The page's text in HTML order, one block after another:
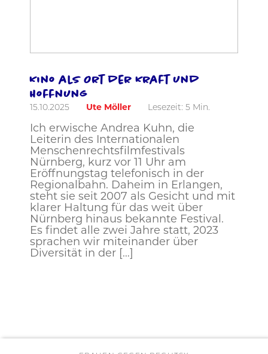
Kino als Ort der Kraft und
Hoffnung
15.10.2025 Ute Möller Lesezeit: 5 Min.
Ich erwische Andrea Kuhn, die
Leiterin des Internationalen
Menschenrechtsfilmfestivals
Nürnberg, kurz vor 11 Uhr am
Eröffnungstag telefonisch in der
Regionalbahn. Daheim in Erlangen,
steht sie seit 2007 als Gesicht und mit
klarer Haltung für das weit über
Nürnberg hinaus bekannte Festival.
Es findet alle zwei Jahre statt, 2023
sprachen wir miteinander über
Diversität in der […]